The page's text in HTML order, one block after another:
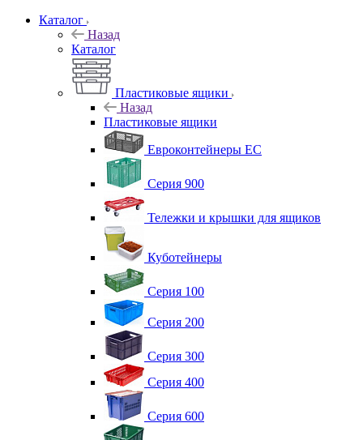
Каталог
Назад
Каталог
Пластиковые ящики
Назад
Пластиковые ящики
Евроконтейнеры ЕС
Серия 900
Тележки и крышки для ящиков
Куботейнеры
Серия 100
Серия 200
Серия 300
Серия 400
Серия 600